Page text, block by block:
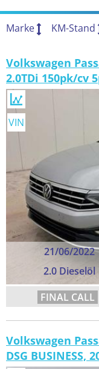
Marke KM-Stand
Volkswagen
2.0TDi 150pk/cv
21/06/2022
2.0 Dieselöl
VIN
Volkswagen
DSG BUSINESS,